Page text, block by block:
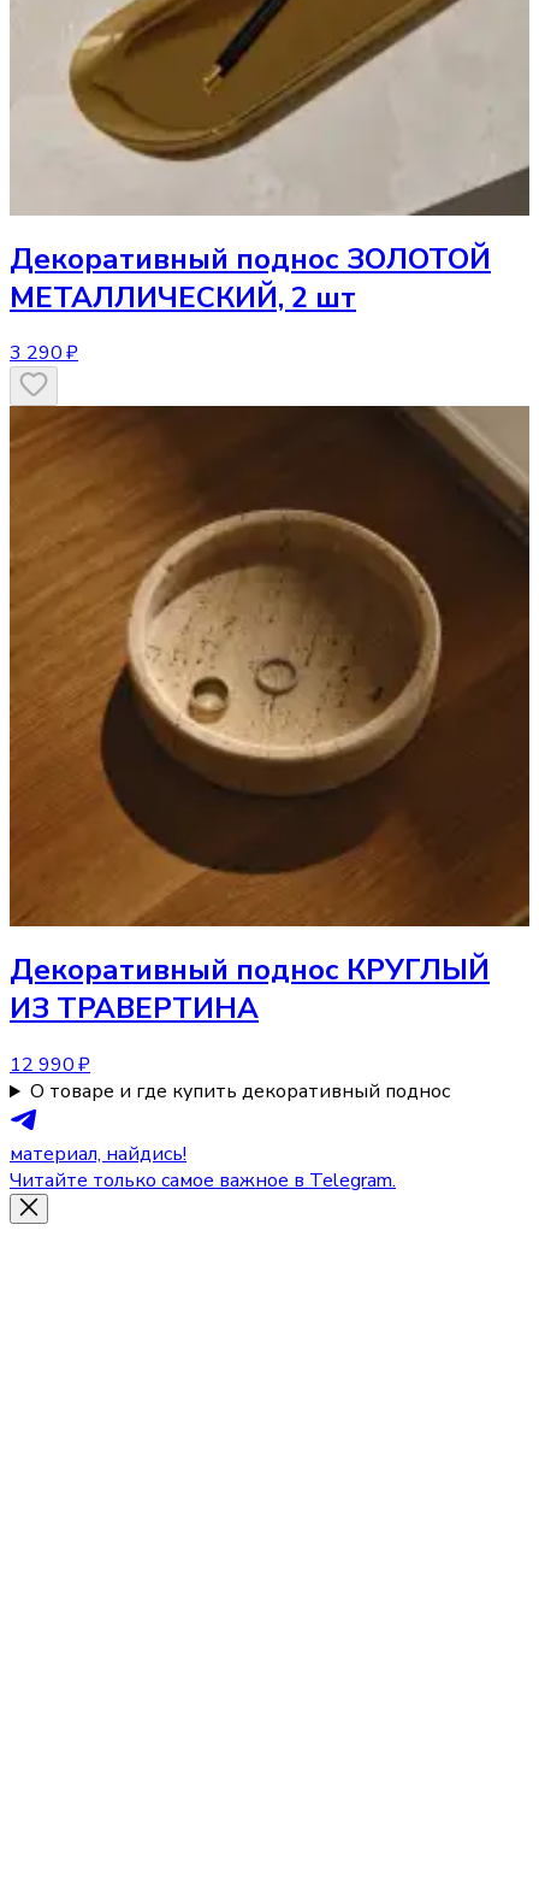
Декоративный поднос ЗОЛОТОЙ
МЕТАЛЛИЧЕСКИЙ, 2 шт
3 290 ₽
Декоративный поднос КРУГЛЫЙ
ИЗ ТРАВЕРТИНА
12 990 ₽
О товаре и где купить декоративный поднос
материал, найдись!
Читайте только самое важное в Telegram.